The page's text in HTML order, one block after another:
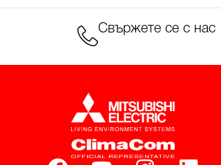
Свържете се с нас